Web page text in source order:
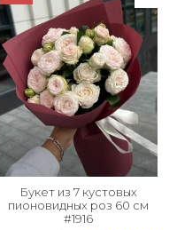
Букет из 7 кустовых
пионовидных роз 60 см
#1916